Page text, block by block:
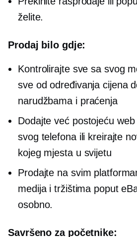
želite.
Prodaj bilo gdje:
Kontrolirajte sve sa svog
sve od određivanja cijena
narudžbama i praćenja
Dodajte već postojeću
svog telefona ili kreirajte
kojeg mjesta u svijetu
Prodajte na svim
medija i tržištima poput
osobno.
Savršeno za početnike: